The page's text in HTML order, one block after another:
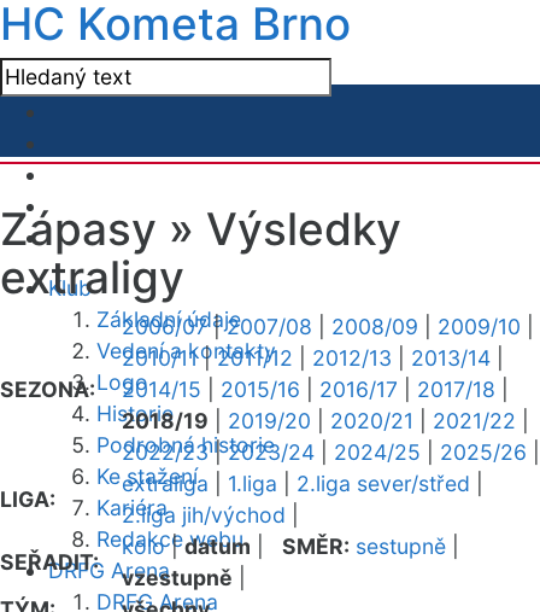
HC Kometa Brno
Klub
Základní údaje
Vedení a kontakty
Logo
Historie
Podrobná historie
Ke stažení
Kariéra
Redakce webu
DRFG Arena
DRFG Arena
Zápasy » Výsledky
extraligy
SEZONA:
2006/07|2007/08 2008/09 2009/10
2010/11|2011/12 2012/13 2013/14
2014/15
2015/16 2016/17 2017/18
2018/19
2019/20 2020/21 2021/22
2022/23|2023/24 2024/25 2025/26
LIGA:
extraliga 1.liga 2.liga sever/střed
2.liga jih/východ
SEŘADIT:
kolo|datum SMĚR: sestupně
vzestupně